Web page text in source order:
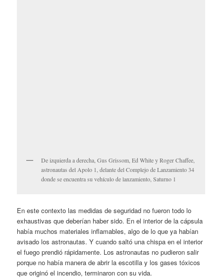
De izquierda a derecha, Gus Grissom, Ed White y Roger Chaffee,
astronautas del Apolo 1, delante del Complejo de Lanzamiento 34
donde se encuentra su vehículo de lanzamiento, Saturno 1
En este contexto las medidas de seguridad no fueron todo lo
exhaustivas que deberían haber sido. En el interior de la cápsula
había muchos materiales inflamables, algo de lo que ya habían
avisado los astronautas. Y cuando saltó una chispa en el interior
el fuego prendió rápidamente. Los astronautas no pudieron salir
porque no había manera de abrir la escotilla y los gases tóxicos
que originó el incendio, terminaron con su vida.